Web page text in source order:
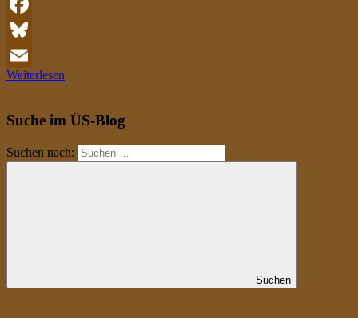
Facebook
Bluesky
Email
Weiterlesen
Suche im ÜS-Blog
Suchen nach:
Suchen